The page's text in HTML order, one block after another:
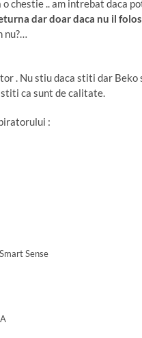
o chestie .. am intrebat daca
dar doar daca nu il
nu?…
. Nu stiu daca stiti dar
ca sunt de calitate.
:
Smart Sense
A